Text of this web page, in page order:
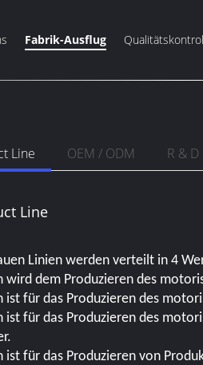
Fabrik-Ausflug
Line OEM / ODM R & D
Line
Linien werden verteilt in 4
wird dem Produzieren des
ist für das Produzieren des
ist für das Produzieren des
ist für das Produzieren von